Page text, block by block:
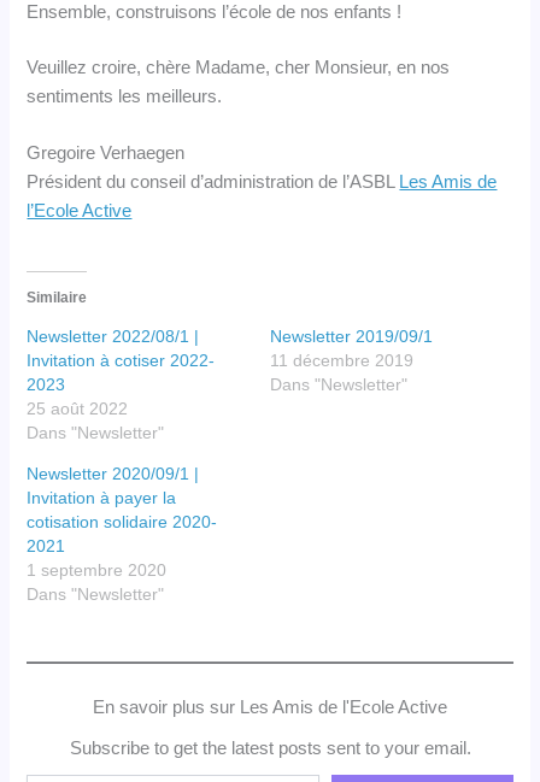
Ensemble, construisons l’école de nos enfants !
Veuillez croire, chère Madame, cher Monsieur, en nos
sentiments les meilleurs.
Gregoire Verhaegen
Président du conseil d’administration de l’ASBL
Les Amis de
l’Ecole Active
Similaire
Newsletter 2022/08/1 |
Invitation à cotiser 2022-
2023
25 août 2022
Dans "Newsletter"
Newsletter 2019/09/1
11 décembre 2019
Dans "Newsletter"
Newsletter 2020/09/1 |
Invitation à payer la
cotisation solidaire 2020-
2021
1 septembre 2020
Dans "Newsletter"
En savoir plus sur Les Amis de l'Ecole Active
Subscribe to get the latest posts sent to your email.